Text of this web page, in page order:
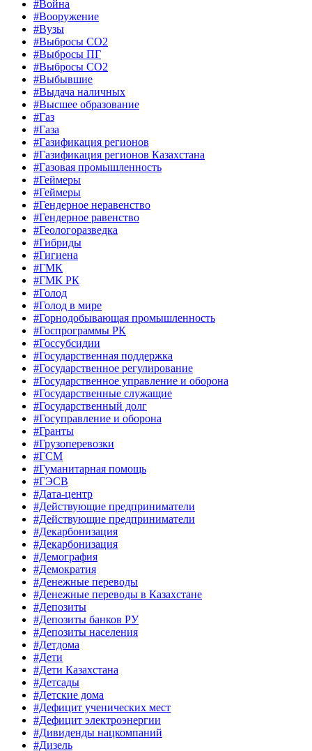
#Война
#Вооружение
#Вузы
#Выбросы CO2
#Выбросы ПГ
#Выбросы СО2
#Выбывшие
#Выдача наличных
#Высшее образование
#Газ
#Газа
#Газификация регионов
#Газификация регионов Казахстана
#Газовая промышленность
#Геймеры
#Геймеры
#Гендерное неравенство
#Гендерное равенство
#Геологоразведка
#Гибриды
#Гигиена
#ГМК
#ГМК РК
#Голод
#Голод в мире
#Горнодобывающая промышленность
#Госпрограммы РК
#Госсубсидии
#Государственная поддержка
#Государственное регулирование
#Государственное управление и оборона
#Государственные служащие
#Государственный долг
#Госуправление и оборона
#Гранты
#Грузоперевозки
#ГСМ
#Гуманитарная помощь
#ГЭСВ
#Дата-центр
#Действующие предприниматели
#Действующие предприниматели
#Декарбонизация
#Декарбонизация
#Демография
#Демократия
#Денежные переводы
#Денежные переводы в Казахстане
#Депозиты
#Депозиты банков РУ
#Депозиты населения
#Детдома
#Дети
#Дети Казахстана
#Детсады
#Детские дома
#Дефицит ученических мест
#Дефицит электроэнергии
#Дивиденды нацкомпаний
#Дизель